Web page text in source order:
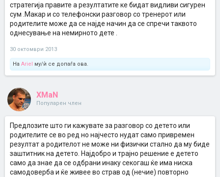
стратегија правите а резултатите ке бидат видливи сигурен
сум .Макар и со телефонски разговор со тренерот или
родителите може да се најде начин да се спречи таквото
однесување на немирното дете .
30 октомври 2013
На Ariel му/ѝ се допаѓа ова.
XMaN
Популарен член
Предлозите што ги кажувате за разговор со детето или
родителите се во ред но најчесто нудат само привремен
резултат а родителот не може ни физички стално да му биде
заштитник на детето. Најдобро и трајно решение е детето
само да знае да се одбрани инаку секогаш ќе има ниска
самодоверба и ќе живее во страв од (нечие) повторно